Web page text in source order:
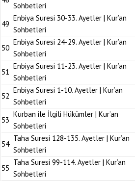
Sohbetleri
49
Enbiya Suresi 30-33. Ayetler | Kur’an
Sohbetleri
50
Enbiya Suresi 24-29. Ayetler | Kur’an
Sohbetleri
51
Enbiya Suresi 11-23. Ayetler | Kur’an
Sohbetleri
52
Enbiya Suresi 1-10. Ayetler | Kur’an
Sohbetleri
53
Kurban ile İlgili Hükümler | Kur’an
Sohbetleri
54
Taha Suresi 128-135. Ayetler | Kur’an
Sohbetleri
55
Taha Suresi 99-114. Ayetler | Kur’an
Sohbetleri